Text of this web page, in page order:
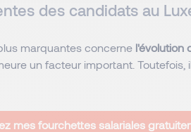
des candidats au
marquantes concerne l'évolution
un facteur important.
mes fourchettes salariales